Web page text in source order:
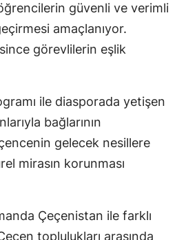
güvenli ve verimli
amaçlanıyor.
görevlilerin eşlik
ile diasporada yetişen
bağlarının
gelecek nesillere
mirasın korunması
Çeçenistan ile farklı
toplulukları arasında